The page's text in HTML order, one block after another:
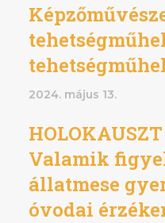
2024. május 13.
Valamik
állatmese
óvodai